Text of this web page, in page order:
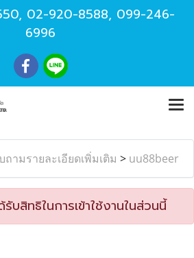
, 02-920-8588, 099-246-
6996
ถามรายละเอียดเพิ่มเติม > uu88beer
บสิทธิในการเข้าใช้งานในส่วนนี้